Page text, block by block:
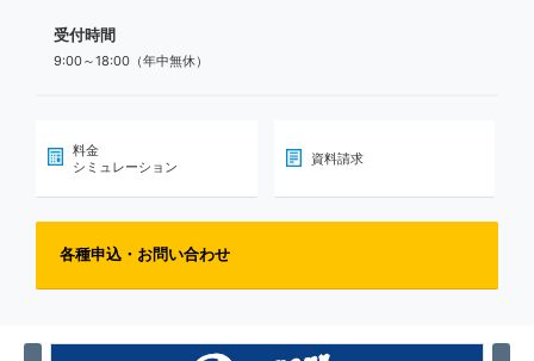
受付時間
9:00～18:00（年中無休）
料金
シミュレーション
資料請求
各種申込・お問い合わせ